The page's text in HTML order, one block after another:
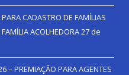
CADASTRO DE FAMÍLIAS
ACOLHEDORA27 de
– PREMIAÇÃO PARA AGENTES